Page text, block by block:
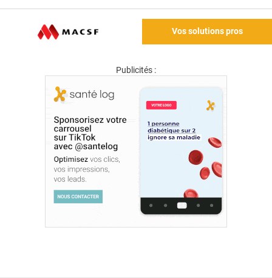
Vos solutions pros
Publicités :